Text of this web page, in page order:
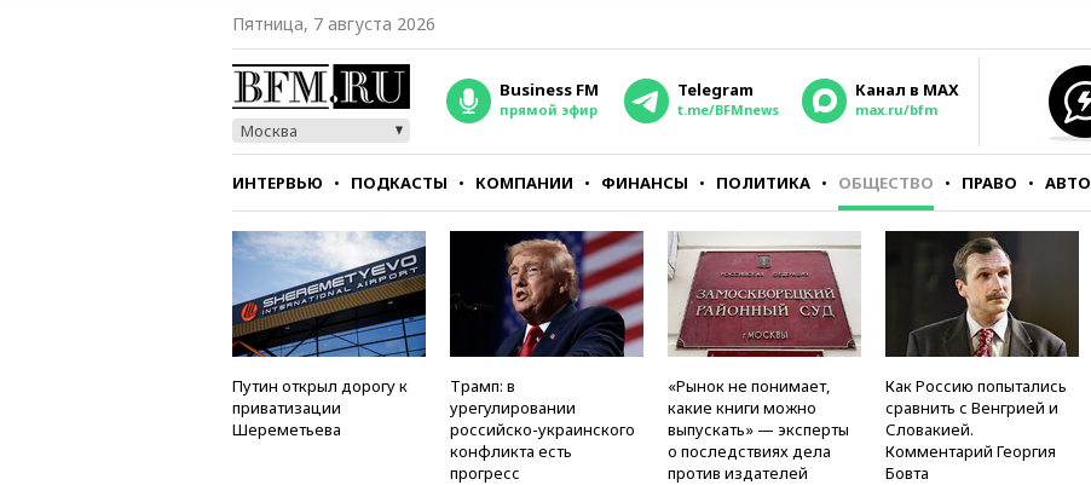
Пятница, 7 августа 2026
Москва
Business FM
прямой эфир
Telegram
t.me/BFMnews
Канал в MAX
max.ru/bfm
ИНТЕРВЬЮ ПОДКАСТЫ КОМПАНИИ ФИНАНСЫ ПОЛИТИКА ОБЩЕСТВО ПРАВО АВТО
СТИЛЬ ТЕСТЫ
Путин открыл дорогу к
приватизации
Шереметьева
Трамп: в
урегулировании
российско-украинского
конфликта есть
прогресс
«Рынок не понимает,
какие книги можно
выпускать» — эксперты
о последствиях дела
против издателей
Как Россию попытались
сравнить с Венгрией и
Словакией.
Комментарий Георгия
Бовта